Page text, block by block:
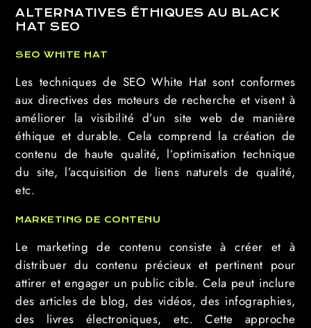
ALTERNATIVES ÉTHIQUES AU BLACK
HAT SEO
SEO WHITE HAT
Les techniques de SEO White Hat sont conformes
aux directives des moteurs de recherche et visent à
améliorer la visibilité d’un site web de manière
éthique et durable. Cela comprend la création de
contenu de haute qualité, l’optimisation technique
du site, l’acquisition de liens naturels de qualité,
etc.
MARKETING DE CONTENU
Le marketing de contenu consiste à créer et à
distribuer du contenu précieux et pertinent pour
attirer et engager un public cible. Cela peut inclure
des articles de blog, des vidéos, des infographies,
des livres électroniques, etc. Cette approche